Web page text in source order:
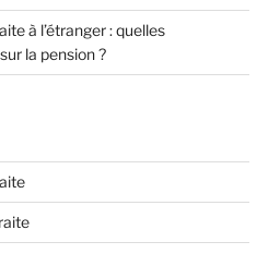
à l’étranger : quelles
la pension ?